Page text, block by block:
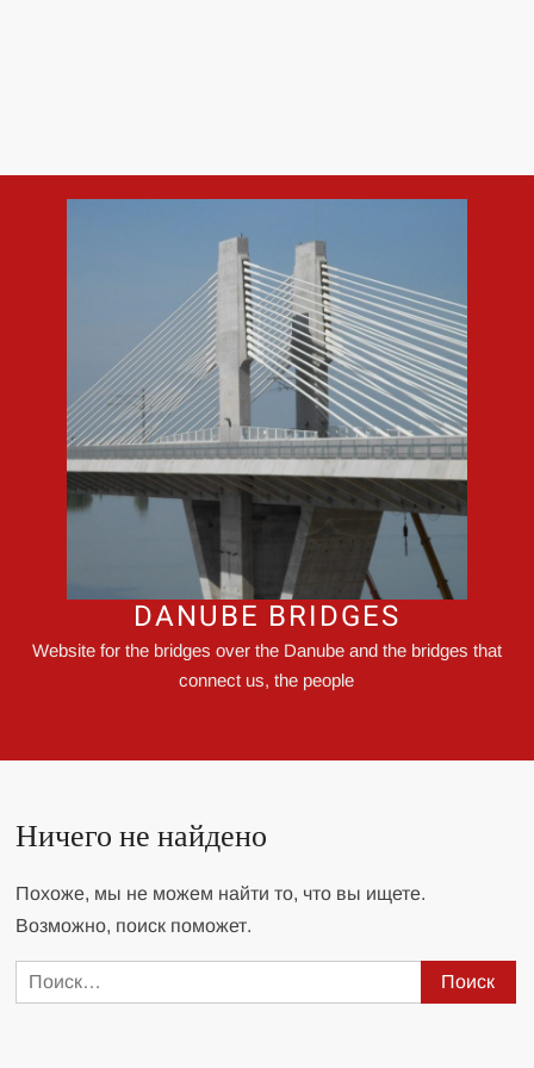
DANUBE BRIDGES
Website for the bridges over the Danube and the bridges that
connect us, the people
Ничего не найдено
Похоже, мы не можем найти то, что вы ищете.
Возможно, поиск поможет.
Найти: